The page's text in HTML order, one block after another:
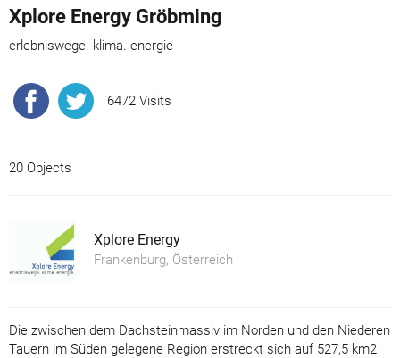
Xplore Energy Gröbming
erlebniswege. klima. energie
6472 Visits
20 Objects
Xplore Energy
Frankenburg, Österreich
Die zwischen dem Dachsteinmassiv im Norden und den Niederen
Tauern im Süden gelegene Region erstreckt sich auf 527,5 km2